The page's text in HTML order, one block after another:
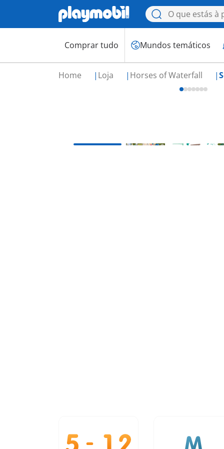
Comprar tudo Mundos temáticos
Home Loja Horses of Waterfall